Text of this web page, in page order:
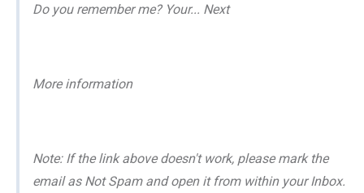
Do you remember me? Your... Next
More information
Note: If the link above doesn't work, please mark the
email as Not Spam and open it from within your Inbox.